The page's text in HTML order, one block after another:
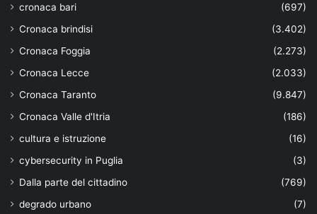
cronaca bari
(697)
Cronaca brindisi
(3.402)
Cronaca Foggia
(2.273)
Cronaca Lecce
(2.033)
Cronaca Taranto
(9.847)
Cronaca Valle d'Itria
(186)
cultura e istruzione
(16)
cybersecurity in Puglia
(3)
Dalla parte del cittadino
(769)
degrado urbano
(7)